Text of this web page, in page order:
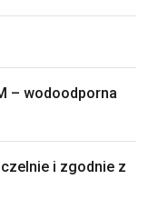
– wodoodporna
i zgodnie z